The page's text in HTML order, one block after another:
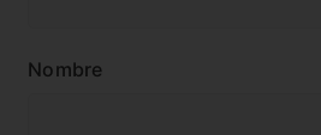
Nombre